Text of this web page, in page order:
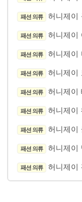
패션 의류 허니제이
패션 의류 허니제이
패션 의류 허니제이
패션 의류 허니제이
패션 의류 허니제이
패션 의류 허니제이
패션 의류 허니제이
패션 의류 허니제이
패션 의류 허니제이